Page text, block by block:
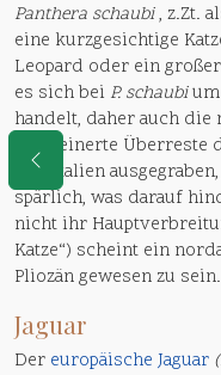
Panthera schaubi, z.Zt.
eine kurzgesichtige
Leopard oder ein großer
es sich bei P. schaubium
handelt, daher auch
Versteinerte Überreste
und Italien
spärlich, was darauf
nicht ihr
Katze“) scheint ein
Pliozän gewesen zu sein.
Jaguar
Der europäische Jaguar